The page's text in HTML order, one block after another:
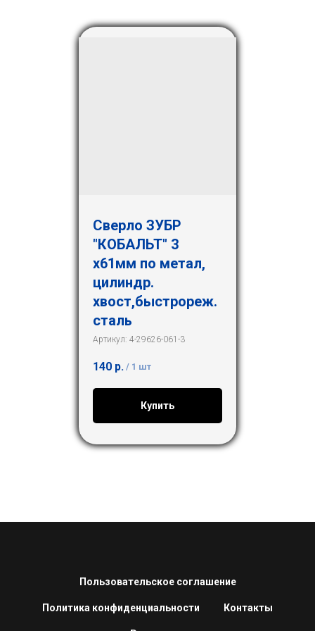
Сверло ЗУБР
"КОБАЛЬТ" 3
х61мм по метал,
цилиндр.
хвост,быстрореж.
сталь
Артикул: 4-29626-061-3
140 р. / 1 шт
Купить
Пользовательское соглашение
Политика конфиденциальности Контакты